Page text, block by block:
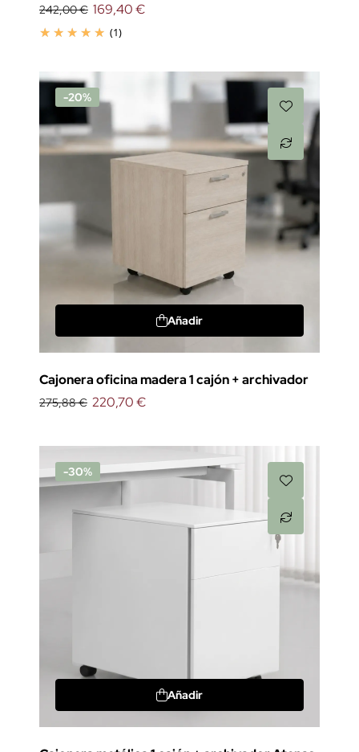
242,00 €
(1)
169,40 €
-20%
Añadir
Cajonera oficina madera 1 cajón + archivador
275,88 € 220,70 €
-30%
Añadir